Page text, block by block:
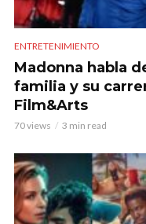
ENTRETENIMIENTO
Madonna habla
familia y su
Film&Arts
70 views 3 min read